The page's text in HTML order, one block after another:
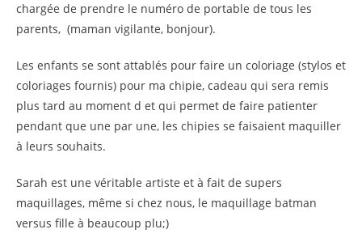
chargée de prendre le numéro de portable de tous les
parents, (maman vigilante, bonjour).
Les enfants se sont attablés pour faire un coloriage (stylos et
coloriages fournis) pour ma chipie, cadeau qui sera remis
plus tard au moment d et qui permet de faire patienter
pendant que une par une, les chipies se faisaient maquiller
à leurs souhaits.
Sarah est une véritable artiste et à fait de supers
maquillages, même si chez nous, le maquillage batman
versus fille à beaucoup plu;)